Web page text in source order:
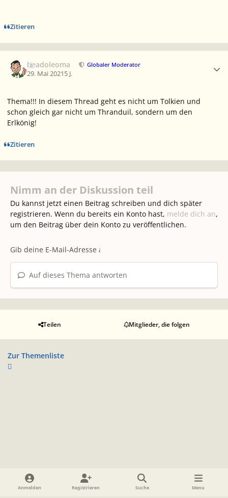
Zitieren
beadoleoma Globaler Moderator
29. Mai 20215 J.
Thema!!! In diesem Thread geht es nicht um Tolkien und
schon gleich gar nicht um Thranduil, sondern um den
Erlkönig!
Zitieren
Nimm an der Diskussion teil
Du kannst jetzt einen Beitrag schreiben und dich später
registrieren. Wenn du bereits ein Konto hast, melde dich an,
um den Beitrag über dein Konto zu veröffentlichen.
Auf dieses Thema antworten
Teilen Mitglieder, die folgen
Zur Themenliste
Heller Modus
Dunkler ModusSystemeinstellung
Anmelden Registrieren Suche Menu